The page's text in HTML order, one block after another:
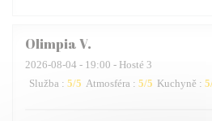
OlimpiaV
2026-08-04 - 19:00 - Hosté 3
Služba : 5/5 Atmosféra : 5/5 Kuchyně : 5